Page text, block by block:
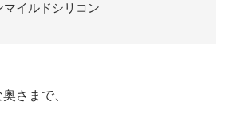
イルドシリコン
さまで、